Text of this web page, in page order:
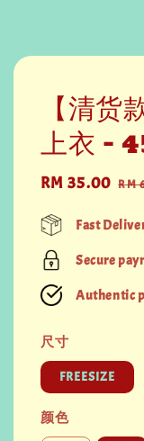
【清
上衣 -
Sale
RM 35.00 RM
Fast
Secure
Authentic
尺寸
FREESIZE
颜色